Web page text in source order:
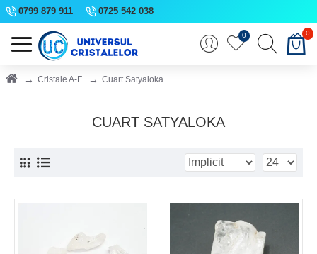
0799 879 911 0725 542 038
0 0
Cristale A-F Cuart Satyaloka
CUART SATYALOKA